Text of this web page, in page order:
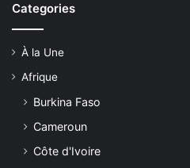
Categories
À la Une
Afrique
Burkina Faso
Cameroun
Côte d'Ivoire